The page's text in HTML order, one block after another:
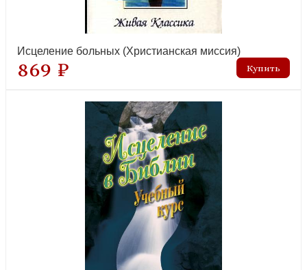
Исцеление больных (Христианская миссия)
869 ₽